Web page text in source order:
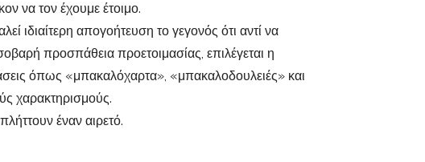
να τον έχουμε έτοιμο.
ιδιαίτερη απογοήτευση το γεγονός ότι αντί να
προσπάθεια προετοιμασίας, επιλέγεται η
όπως «μπακαλόχαρτα», «μπακαλοδουλειές» και
χαρακτηρισμούς.
έναν αιρετό.